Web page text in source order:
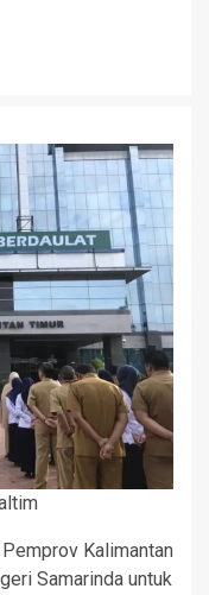
| Pemprov Kalimantan
Samarinda untuk